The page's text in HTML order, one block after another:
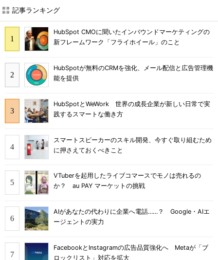
記事ランキング
HubSpot CMOに聞いたインバウンドマーケティングの
新フレームワーク「フライホイール」のこと
HubSpotが無料のCRMを強化、メール配信と広告管理機
能を提供
HubSpotとWeWork 世界の成長企業が新しい日常で実
践するスマートな働き方
スマートスピーカーのスキル開発、今すぐ取り組むため
に押さえておくべきこと
VTuberを起用したライブコマースでモノは売れるの
か？ au PAY マーケットの挑戦
AIがあなたの代わりに企業へ電話……？ Google・AIエ
ージェントの実力
FacebookとInstagramの広告品質強化へ Metaが「ブ
ロックリスト」対応を拡大